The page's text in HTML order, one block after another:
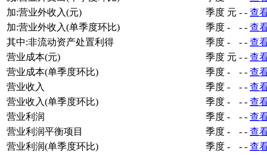
加:营业外收入(元)
季度 元 - - 查
加:营业外收入(单季度环比)
季度 - - - 查
其中:非流动资产处置利得
季度 - - - 查
营业成本(元)
季度 元 - - 查
营业成本(单季度环比)
季度 - - - 查
营业收入
季度 - - - 查
营业收入(单季度环比)
季度 - - - 查
营业利润
季度 - - - 查
营业利润平衡项目
季度 - - - 查
营业利润(单季度环比)
季度 - - - 查